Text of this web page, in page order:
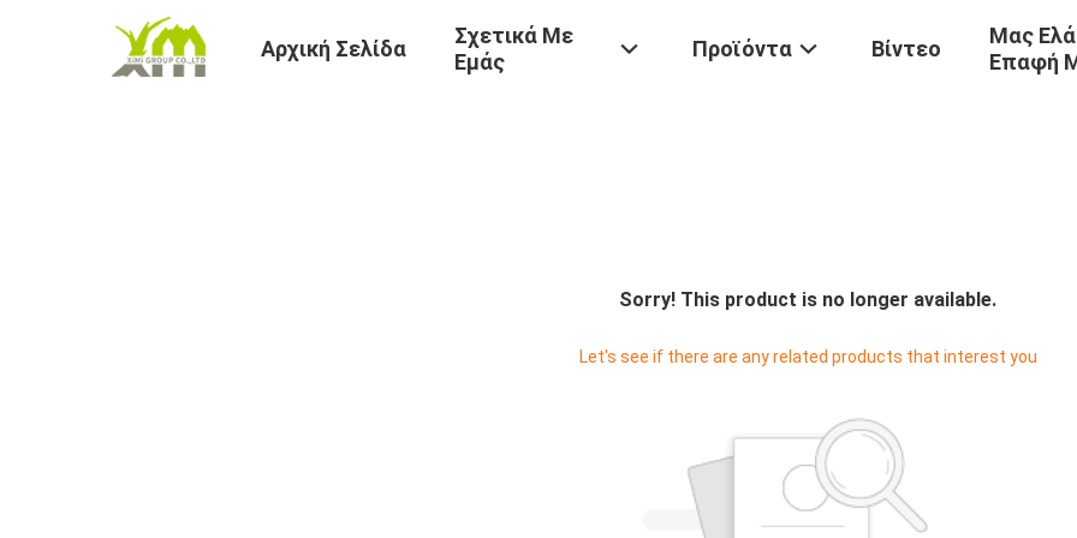
Αρχική Σελίδα
Σχετικά Με
Εμάς
Προϊόντα Βίντεο
Μας
Επαφή
Sorry! This product is no longer available.
Let's see if there are any related products that interest you